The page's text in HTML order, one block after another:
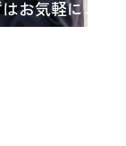
お気軽にご相